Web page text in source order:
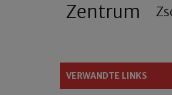
Zentrum
VERWANDTE LINKS